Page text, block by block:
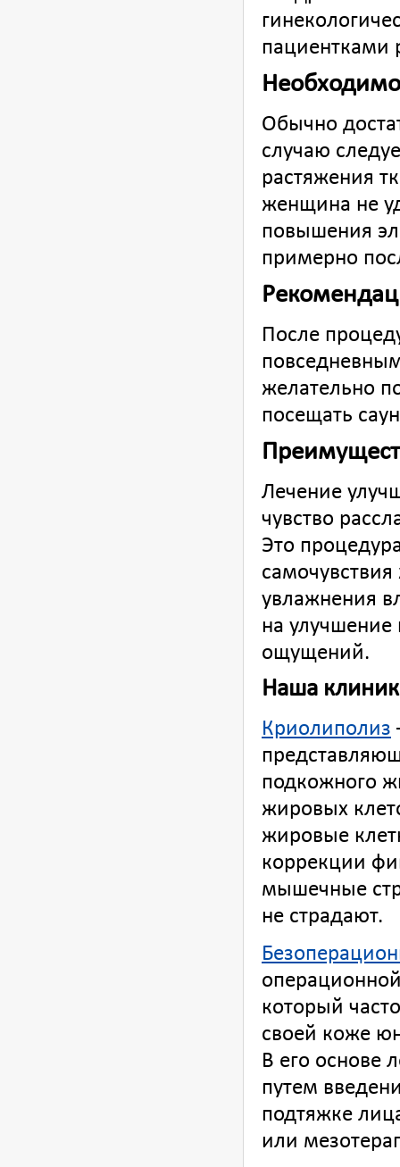
пациентками
Обычно
случаю
растяжения
женщина не
повышения
примерно
После
желательно
посещать
Лечение
чувство
Это
увлажнения
на улучшение
ощущений.
Наша
Криолиполиз
подкожного
жировых
жировые
коррекции
мышечные
не страдают.
который
своей коже
В его основе
путем
подтяжке
или